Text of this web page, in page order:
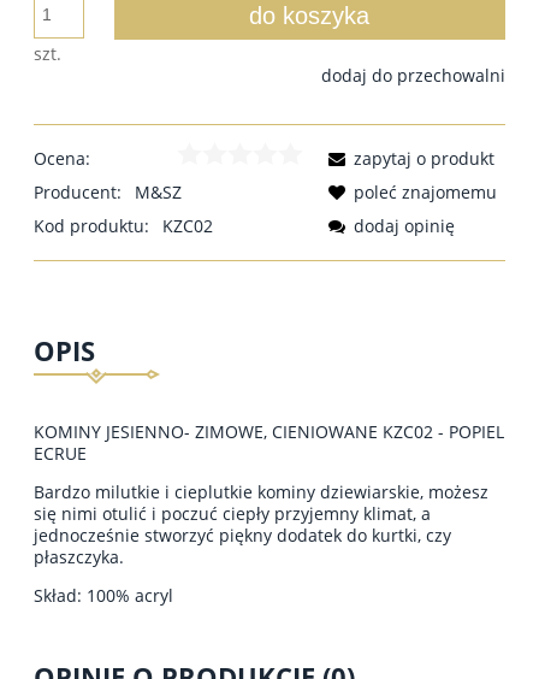
szt.
do koszyka
dodaj do przechowalni
Ocena:
Producent:
M&SZ
Kod produktu:
KZC02
zapytaj o produkt
poleć znajomemu
dodaj opinię
OPIS
KOMINY JESIENNO- ZIMOWE, CIENIOWANE KZC02 - POPIEL
ECRUE
Bardzo milutkie i cieplutkie kominy dziewiarskie, możesz
się nimi otulić i poczuć ciepły przyjemny klimat, a
jednocześnie stworzyć piękny dodatek do kurtki, czy
płaszczyka.
Skład: 100% acryl